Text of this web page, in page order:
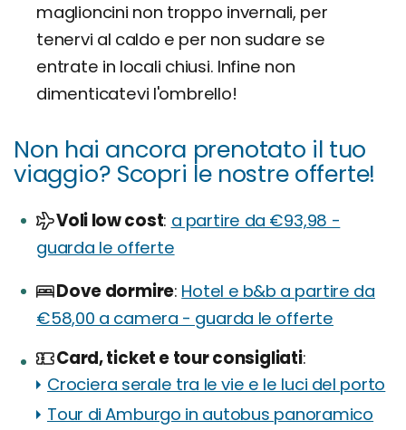
maglioncini non troppo invernali, per
tenervi al caldo e per non sudare se
entrate in locali chiusi. Infine non
dimenticatevi l'ombrello!
Non hai ancora prenotato il tuo
viaggio? Scopri le nostre offerte!
Voli low cost a partire da €93,98 -
guarda le offerte
Dove dormire Hotel e b&b a partire da
€58,00 a camera - guarda le offerte
Card, ticket e tour consigliati
Crociera serale tra le vie e le luci del porto
Tour di Amburgo in autobus panoramico